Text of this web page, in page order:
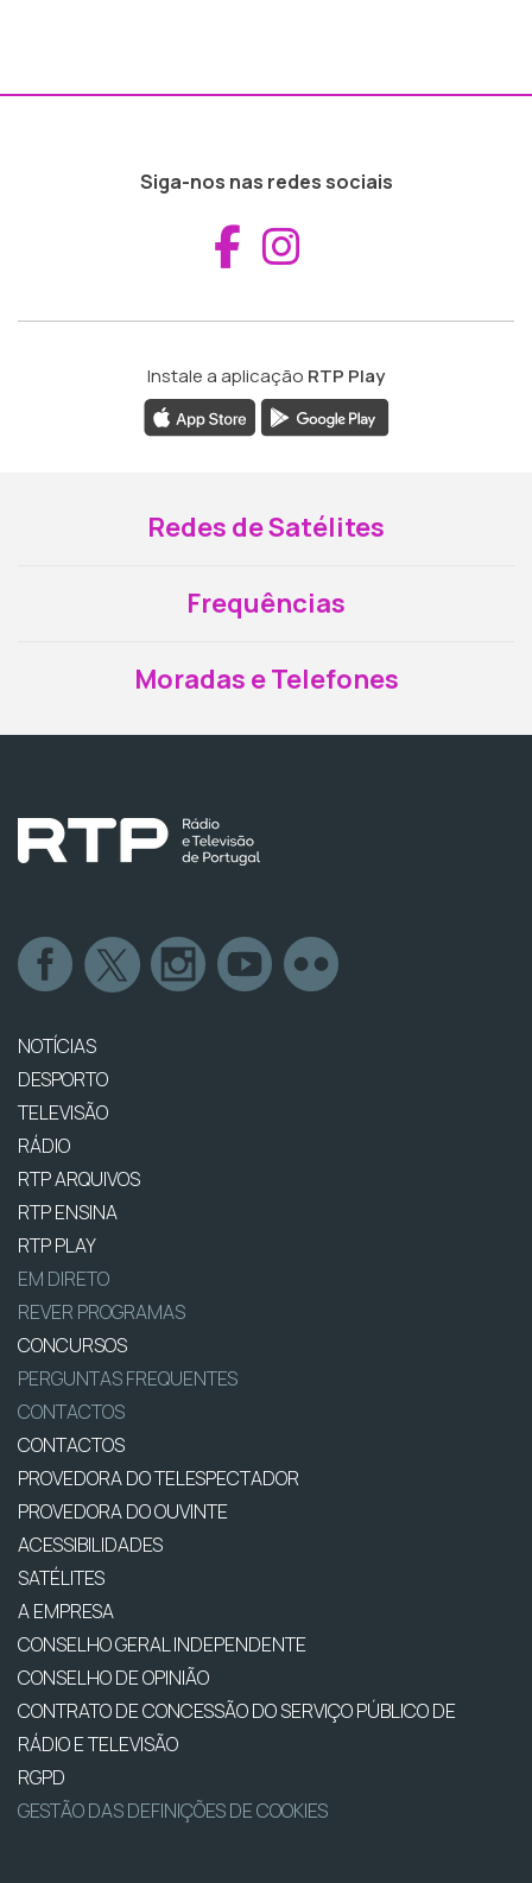
Siga-nos nas redes sociais
Aceder ao
Instale a aplicação RTP Play
Redes de Satélites
Frequências
Moradas e Telefones
NOTÍCIAS
DESPORTO
TELEVISÃO
RÁDIO
RTP ARQUIVOS
RTP ENSINA
RTP PLAY
EM DIRETO
REVER PROGRAMAS
CONCURSOS
PERGUNTAS FREQUENTES
CONTACTOS
CONTACTOS
PROVEDORA DO TELESPECTADOR
PROVEDORA DO OUVINTE
ACESSIBILIDADES
SATÉLITES
A EMPRESA
CONSELHO GERAL INDEPENDENTE
CONSELHO DE OPINIÃO
CONTRATO DE CONCESSÃO DO SERVIÇO PÚBLICO DE
RÁDIO E TELEVISÃO
RGPD
GESTÃO DAS DEFINIÇÕES DE COOKIES